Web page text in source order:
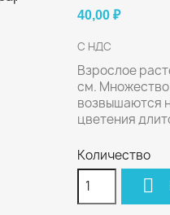
40,00 ₽
С НДС
Взрослое
см. Множество
возвышаются
цветения
Количество
